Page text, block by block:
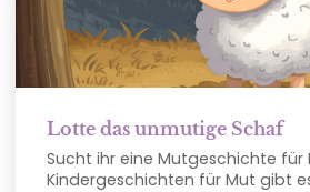
Lotte das unmutige Schaf
Sucht ihr eine Mutgeschichte für
Kindergeschichten für Mut gibt